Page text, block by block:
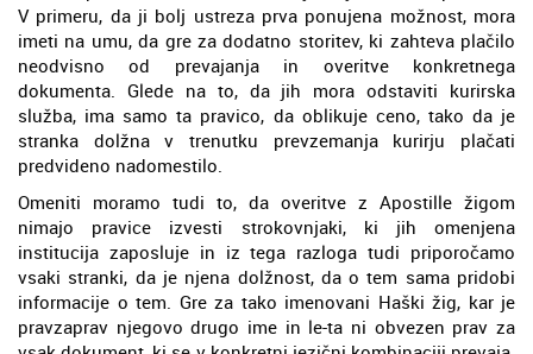
V primeru, da ji bolj ustreza prva ponujena možnost, mora
imeti na umu, da gre za dodatno storitev, ki zahteva plačilo
neodvisno od prevajanja in overitve konkretnega
dokumenta. Glede na to, da jih mora odstaviti kurirska
služba, ima samo ta pravico, da oblikuje ceno, tako da je
stranka dolžna v trenutku prevzemanja kurirju plačati
predvideno nadomestilo.
Omeniti moramo tudi to, da overitve z Apostille žigom
nimajo pravice izvesti strokovnjaki, ki jih omenjena
institucija zaposluje in iz tega razloga tudi priporočamo
vsaki stranki, da je njena dolžnost, da o tem sama pridobi
informacije o tem. Gre za tako imenovani Haški žig, kar je
pravzaprav njegovo drugo ime in le-ta ni obvezen prav za